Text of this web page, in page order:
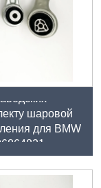
шаровой
для BMW